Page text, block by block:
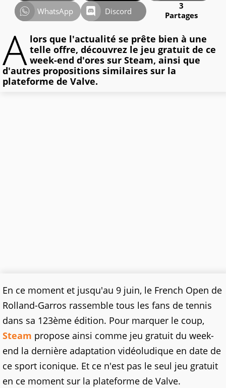
WhatsApp
Discord
3
Partages
A lors que l'actualité se prête bien à une
telle offre, découvrez le jeu gratuit de ce
week-end d'ores sur Steam, ainsi que
d'autres propositions similaires sur la
plateforme de Valve.
En ce moment et jusqu'au 9 juin, le French Open de
Rolland-Garros rassemble tous les fans de tennis
dans sa 123ème édition. Pour marquer le coup,
Steam propose ainsi comme jeu gratuit du week-
end la dernière adaptation vidéoludique en date de
ce sport iconique. Et ce n'est pas le seul jeu gratuit
en ce moment sur la plateforme de Valve.